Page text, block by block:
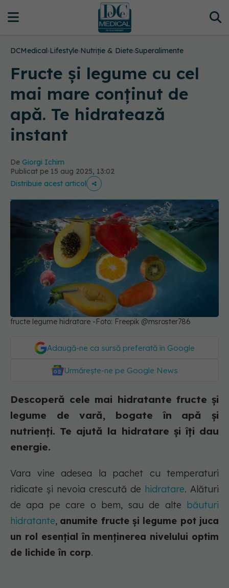
DCMedical›Lifestyle›Nutriție & Diete›Superalimente
Fructe și legume cu cel
mai mare conținut de
apă. Te hidratează
instant
De Giorgi Ichim
Publicat pe 15 aug 2025, 13:02
Distribuie acest articol
fructe legume hidratare -Foto: Freepik @msroster786
Adaugă-ne ca sursă preferată în Google
Urmărește-ne pe Google News
Descoperă cele mai hidratante fructe și
legume de vară, bogate în apă și
nutrienți. Te ajută la hidratare și îți dau
energie.
Vara vine adesea la pachet cu temperaturi
ridicate și nevoia crescută de hidratare. Alături
de apa pe care o bem, sau de alte băuturi
hidratante, anumite fructe și legume pot juca
un rol esențial în menținerea nivelului optim
de lichide în corp.